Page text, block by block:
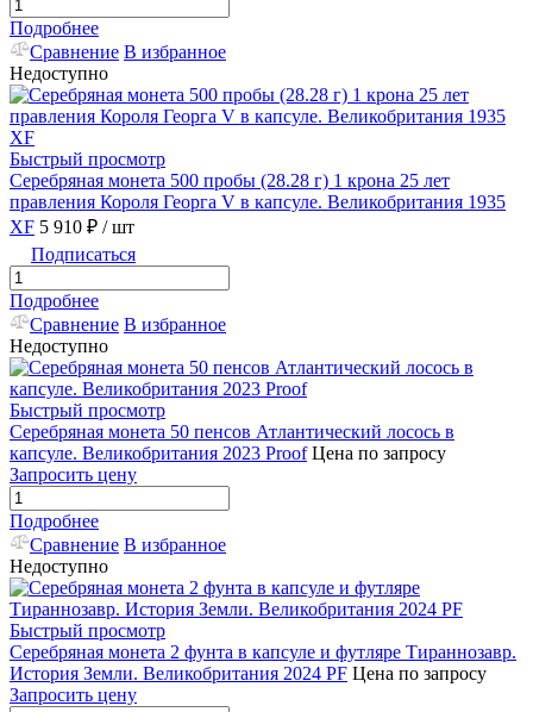
Подробнее
Сравнение В избранное
Недоступно
Быстрый просмотр
Серебряная монета 500 пробы (28.28 г) 1 крона 25 лет
правления Короля Георга V в капсуле. Великобритания 1935
XF 5 910 ₽ / шт
Подписаться
Подробнее
Сравнение В избранное
Недоступно
Быстрый просмотр
Серебряная монета 50 пенсов Атлантический лосось в
капсуле. Великобритания 2023 Proof Цена по запросу
Запросить цену
Подробнее
Сравнение В избранное
Недоступно
Быстрый просмотр
Серебряная монета 2 фунта в капсуле и футляре Тираннозавр.
История Земли. Великобритания 2024 PF Цена по запросу
Запросить цену